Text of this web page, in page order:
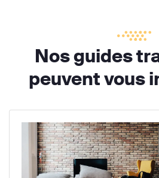
Nos guides
peuvent vous